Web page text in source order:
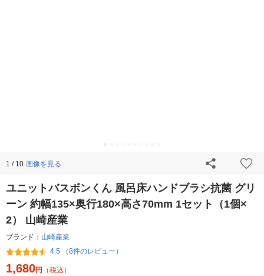
1 / 10 画像を見る
ユニットバスボンくん 風呂床ハンドブラシ抗菌 グリ
ーン 約幅135×奥行180×高さ70mm 1セット（1個×
2） 山崎産業
ブランド： 山崎産業
4.5 （8件のレビュー）
1,680円
（税込）